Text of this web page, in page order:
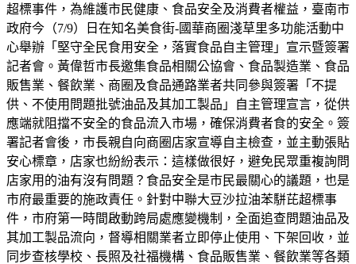
超標事件，為維護市民健康、食品安全及消費者權益，臺南市
政府今（7/9）日在知名美食街-國華商圈淺草里多功能活動中
心舉辦「堅守全民食用安全，落實食品自主管理」宣示暨簽署
記者會。黃偉哲市長邀集食品相關公協會、食品製造業、食品
販售業、餐飲業、商圈及食品通路業者共同參與簽署「不提
供、不使用問題批號油品及其加工製品」自主管理宣言，從供
應端就阻擋不安全的食品流入市場，確保消費者食的安全。簽
署記者會後，市長親自向商圈店家宣導自主檢查，並主動張貼
安心標章，店家也紛紛表示：這樣做很好，避免民眾重複詢問
店家用的油有沒有問題？食品安全是市民最關心的議題，也是
市府最重要的施政責任。針對中聯大豆沙拉油苯駢芘超標事
件，市府第一時間啟動跨局處應變機制，全面追查問題油品及
其加工製品流向，督導相關業者立即停止使用、下架回收，並
同步查核學校、長照及社福機構、食品販售業、餐飲業等各類